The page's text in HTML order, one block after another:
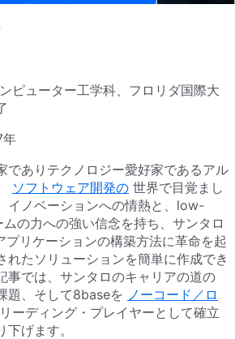
ピューター工学科、フロリダ国際大
年
でありテクノロジー愛好家であるアル
ソフトウェア開発の 世界で目覚まし
イノベーションへの情熱と、low-
の力への強い信念を持ち、サンタロ
リケーションの構築方法に革命を起
れたソリューションを簡単に作成でき
事では、サンタロのキャリアの道の
題、そして8baseを ノーコード／ロ
ーディング・プレイヤーとして確立
げます。